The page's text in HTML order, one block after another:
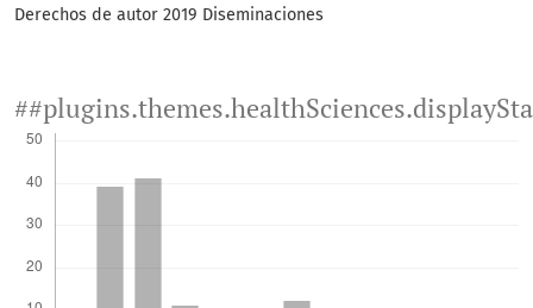
Derechos de autor 2019 Diseminaciones